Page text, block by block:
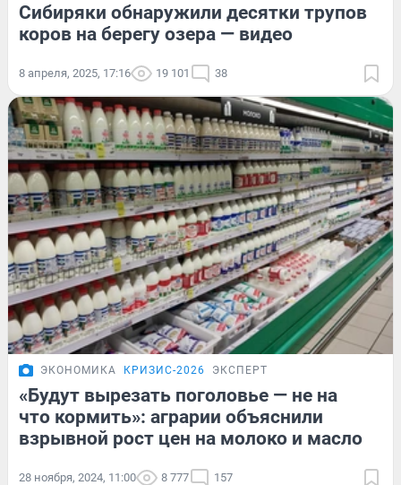
Сибиряки обнаружили десятки трупов
коров на берегу озера — видео
8 апреля, 2025, 17:16 19 101 38
ЭКОНОМИКА КРИЗИС-2026 ЭКСПЕРТ
«Будут вырезать поголовье — не на
что кормить»: аграрии объяснили
взрывной рост цен на молоко и масло
28 ноября, 2024, 11:00 8 777 157